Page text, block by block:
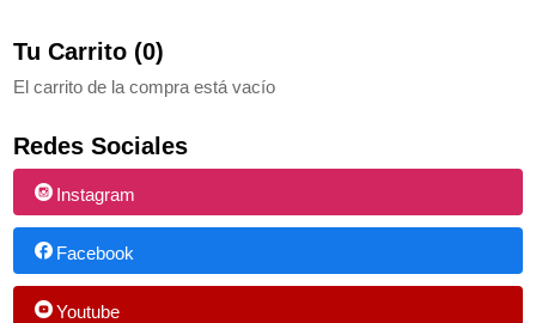
Tu Carrito (0)
El carrito de la compra está vacío
Redes Sociales
Instagram
Facebook
Youtube